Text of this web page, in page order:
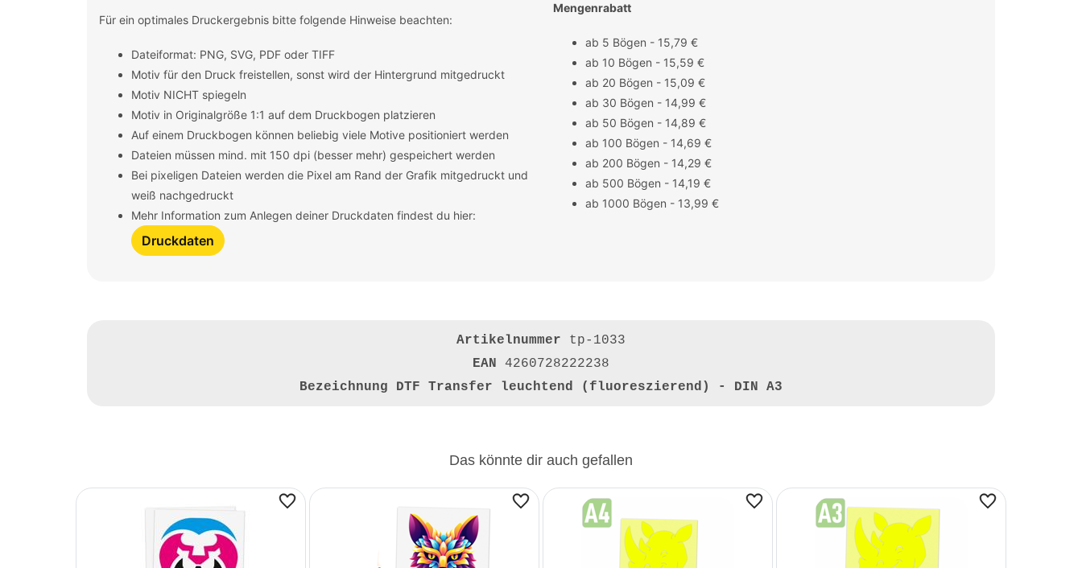
Für ein optimales Druckergebnis bitte folgende Hinweise beachten:
Dateiformat: PNG, SVG, PDF oder TIFF
Motiv für den Druck freistellen, sonst wird der Hintergrund mitgedruckt
Motiv NICHT spiegeln
Motiv in Originalgröße 1:1 auf dem Druckbogen platzieren
Auf einem Druckbogen können beliebig viele Motive positioniert werden
Dateien müssen mind. mit 150 dpi (besser mehr) gespeichert werden
Bei pixeligen Dateien werden die Pixel am Rand der Grafik mitgedruckt und
weiß nachgedruckt
Mehr Information zum Anlegen deiner Druckdaten findest du hier:
Druckdaten
Mengenrabatt
ab 5 Bögen - 15,79 €
ab 10 Bögen - 15,59 €
ab 20 Bögen - 15,09 €
ab 30 Bögen - 14,99 €
ab 50 Bögen - 14,89 €
ab 100 Bögen - 14,69 €
ab 200 Bögen - 14,29 €
ab 500 Bögen - 14,19 €
ab 1000 Bögen - 13,99 €
Artikelnummer tp-1033
EAN 4260728222238
Bezeichnung DTF Transfer leuchtend (fluoreszierend) - DIN A3
Das könnte dir auch gefallen